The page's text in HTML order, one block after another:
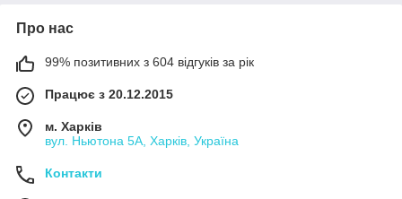
Про нас
99% позитивних з 604 відгуків за рік
Працює з 20.12.2015
м. Харків
вул. Ньютона 5А, Харків, Україна
Контакти